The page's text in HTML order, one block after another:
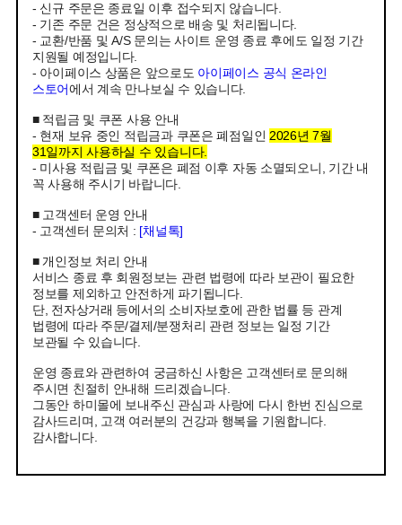
- 신규 주문은 종료일 이후 접수되지 않습니다.
- 기존 주문 건은 정상적으로 배송 및 처리됩니다.
- 교환/반품 및 A/S 문의는 사이트 운영 종료 후에도 일정 기간
지원될 예정입니다.
- 아이페이스 상품은 앞으로도 아이페이스 공식 온라인
스토어에서 계속 만나보실 수 있습니다.
■ 적립금 및 쿠폰 사용 안내
- 현재 보유 중인 적립금과 쿠폰은 폐점일인 2026년 7월
31일까지 사용하실 수 있습니다.
- 미사용 적립금 및 쿠폰은 폐점 이후 자동 소멸되오니, 기간 내
꼭 사용해 주시기 바랍니다.
■ 고객센터 운영 안내
- 고객센터 문의처 : [채널톡]
■ 개인정보 처리 안내
서비스 종료 후 회원정보는 관련 법령에 따라 보관이 필요한
정보를 제외하고 안전하게 파기됩니다.
단, 전자상거래 등에서의 소비자보호에 관한 법률 등 관계
법령에 따라 주문/결제/분쟁처리 관련 정보는 일정 기간
보관될 수 있습니다.
운영 종료와 관련하여 궁금하신 사항은 고객센터로 문의해
주시면 친절히 안내해 드리겠습니다.
그동안 하미몰에 보내주신 관심과 사랑에 다시 한번 진심으로
감사드리며, 고객 여러분의 건강과 행복을 기원합니다.
감사합니다.